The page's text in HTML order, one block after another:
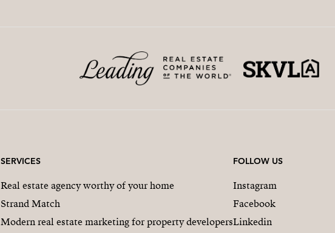
SERVICES
Real estate agency worthy of your home
Strand Match
Modern real estate marketing for property developers
FOLLOW US
Instagram
Facebook
Linkedin